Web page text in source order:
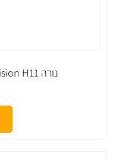
נורה PHILIPS LongLife EcoVision H11